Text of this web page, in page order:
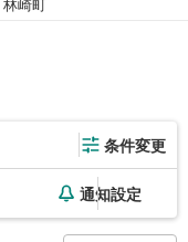
条件変更
通知設定